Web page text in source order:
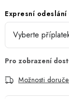
Expresní odeslání
Možnosti